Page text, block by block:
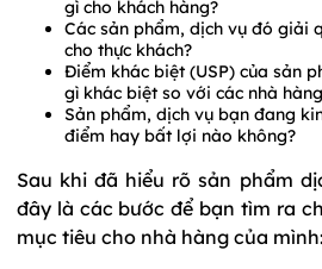
gì cho khách hàng?
Các sản phẩm, dịch vụ đó giải
cho thực khách?
Điểm khác biệt (USP) của sản
gì khác biệt so với các nhà
Sản phẩm, dịch vụ bạn đang
điểm hay bất lợi nào không?
Sau khi đã hiểu rõ sản phẩm
đây là các bước để bạn tìm ra
mục tiêu cho nhà hàng của mình: